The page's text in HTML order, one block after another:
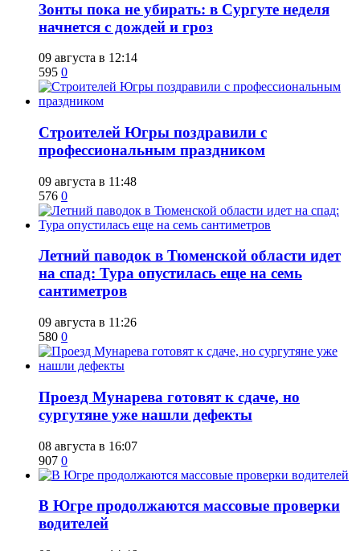
​Зонты пока не убирать: в Сургуте неделя
начнется с дождей и гроз
09 августа в 12:14
595 0
​Строителей Югры поздравили с
профессиональным праздником
09 августа в 11:48
576 0
​Летний паводок в Тюменской области идет
на спад: Тура опустилась еще на семь
сантиметров
09 августа в 11:26
580 0
​Проезд Мунарева готовят к сдаче, но
сургутяне уже нашли дефекты
08 августа в 16:07
907 0
​В Югре продолжаются массовые проверки
водителей